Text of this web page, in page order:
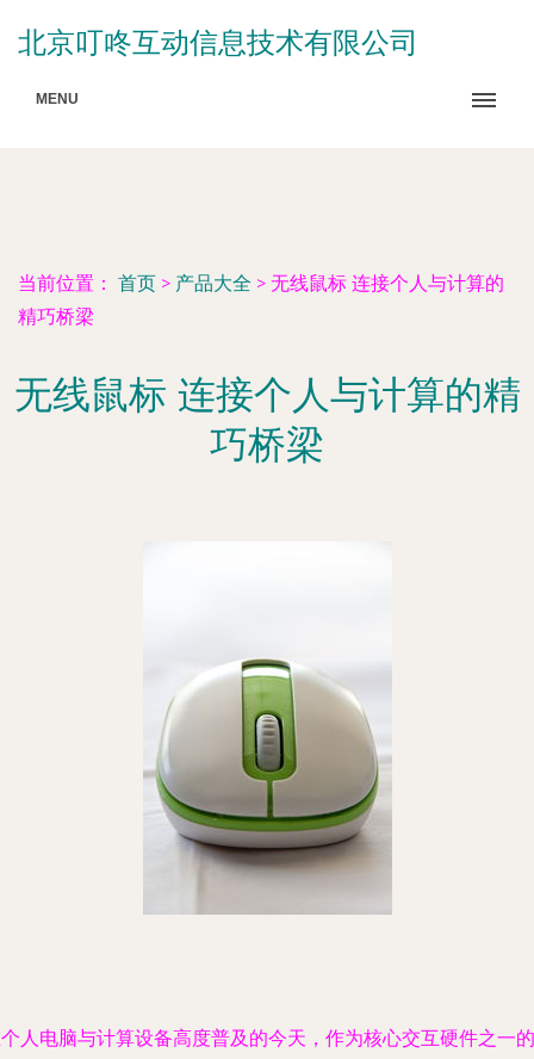
北京叮咚互动信息技术有限公司
MENU
当前位置： 首页 > 产品大全 > 无线鼠标 连接个人与计算的
精巧桥梁
无线鼠标 连接个人与计算的精
巧桥梁
人电脑与计算设备高度普及的今天，作为核心交互硬件之一的